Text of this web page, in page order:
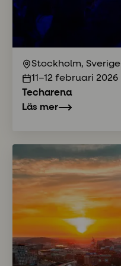
Stockholm, Sverige
11–12 februari 2026
Techarena
Läs mer